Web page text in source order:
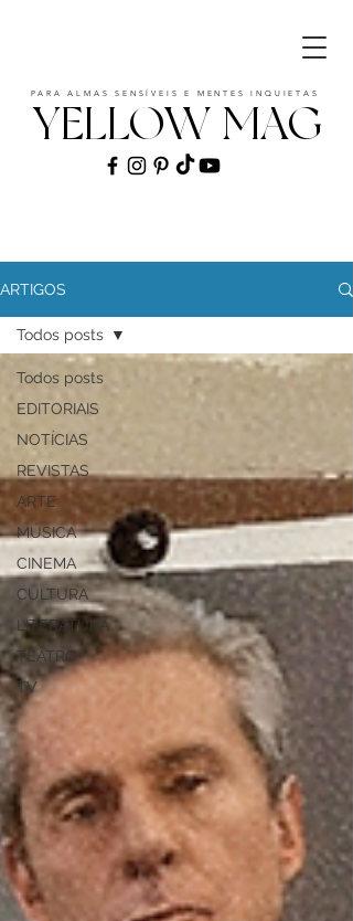
YELLOW MAG
PARA ALMAS SENSÍVEIS E MENTES INQUIETAS
ARTIGOS
Todos posts
EDITORIAIS
NOTÍCIAS
REVISTAS
ARTE
MÚSICA
CINEMA
CULTURA
LITERATURA
TEATRO
TV
Todos posts